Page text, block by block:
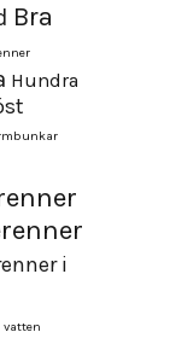
Bra
Hundra
i
vatten